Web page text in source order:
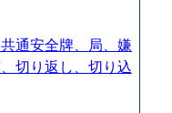
通安全牌、局、嫌
切り返し、切り込